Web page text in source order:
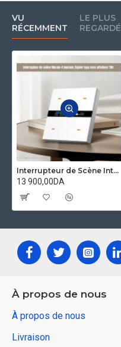
VU
RÉCEMMENT
LE PLUS
REGARDÉ
Interrupteur de Scène Intelligent Tuya Zigbee 4 boutons avec afficheur horloge et météo T50/X04
13 900,00DA
À propos de nous
À propos de nous
Livraison